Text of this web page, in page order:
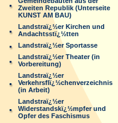
Zweiten Republik (Unterseite
KUNST AM BAU)
Landstraï¿½er Kirchen und
Andachtsstï¿½tten
Landstraï¿½er Sportasse
Landstraï¿½er Theater (in
Vorbereitung)
Landstraï¿½er
Verkehrsflï¿½chenverzeichnis
(in Arbeit)
Landstraï¿½er
Widerstandskï¿½mpfer und
Opfer des Faschismus